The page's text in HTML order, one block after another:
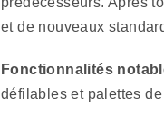
et de nouveaux
Fonctionnalités
défilables et palettes